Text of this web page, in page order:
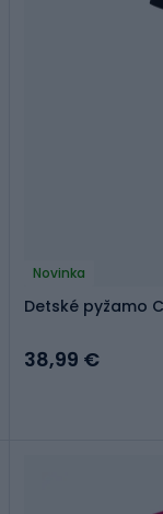
Novinka
Detské pyžamo
38,99 €